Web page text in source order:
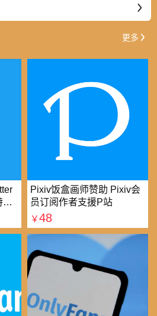
更多
账
Pixiv饭盒画师赞助 Pixiv会
员订阅作者支援P站
￥48